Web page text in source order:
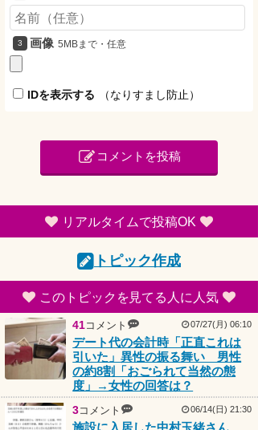
画像 5MBまで・任意
IDを表示する （なりすまし防止）
コメントを投稿
リアルタイムで投稿OK
トピック作成
このトピックを見てる人に人気
デート代の会計時「正直これは
引いた」異性の振る舞い 男性
の約8割「おごられて当然の態
度」→女性の回答は？
施設に入居した中村玉緒さん、